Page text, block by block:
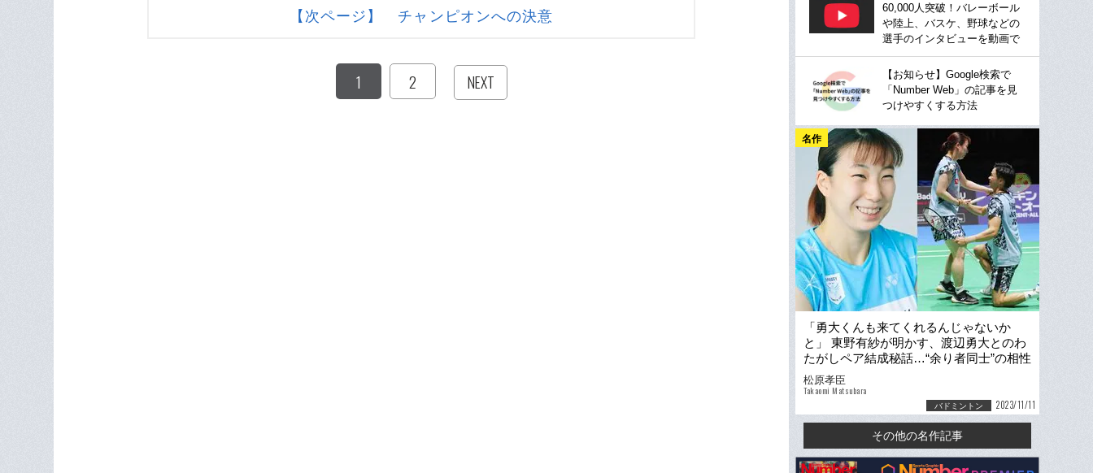
【次ページ】 チャンピオンへの決意
1 2 NEXT
60,000人突破！バレーボール
や陸上、バスケ、野球などの
選手のインタビューを動画で
【お知らせ】Google検索で
「Number Web」の記事を見
つけやすくする方法
名作
「勇大くんも来てくれるんじゃないか
と」 東野有紗が明かす、渡辺勇大とのわ
たがしペア結成秘話…“余り者同士”の相性
の良さは「奇跡ですね」
松原孝臣
Takaomi Matsubara
バドミントン 2023/11/11
その他の名作記事